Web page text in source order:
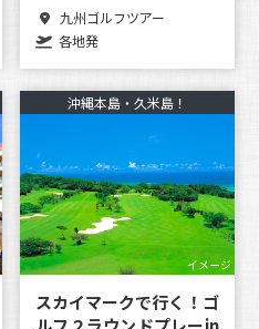
九州ゴルフツアー
各地発
沖縄本島・久米島！
イメージ
スカイマークで行く！ゴ